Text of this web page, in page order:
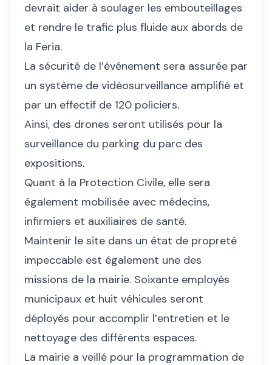
devrait aider à soulager les embouteillages
et rendre le trafic plus fluide aux abords de
la Feria.
La sécurité de l’événement sera assurée par
un système de vidéosurveillance amplifié et
par un effectif de 120 policiers.
Ainsi, des drones seront utilisés pour la
surveillance du parking du parc des
expositions.
Quant à la Protection Civile, elle sera
également mobilisée avec médecins,
infirmiers et auxiliaires de santé.
Maintenir le site dans un état de propreté
impeccable est également une des
missions de la mairie. Soixante employés
municipaux et huit véhicules seront
déployés pour accomplir l’entretien et le
nettoyage des différents espaces.
La mairie a veillé pour la programmation de